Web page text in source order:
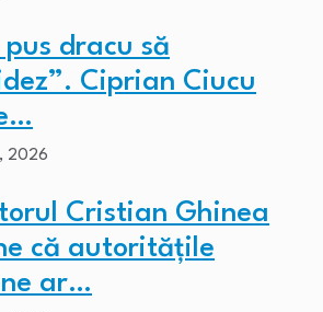
pus dracu să
Ciprian Ciucu
2026
Cristian Ghinea
că autoritățile
ar…